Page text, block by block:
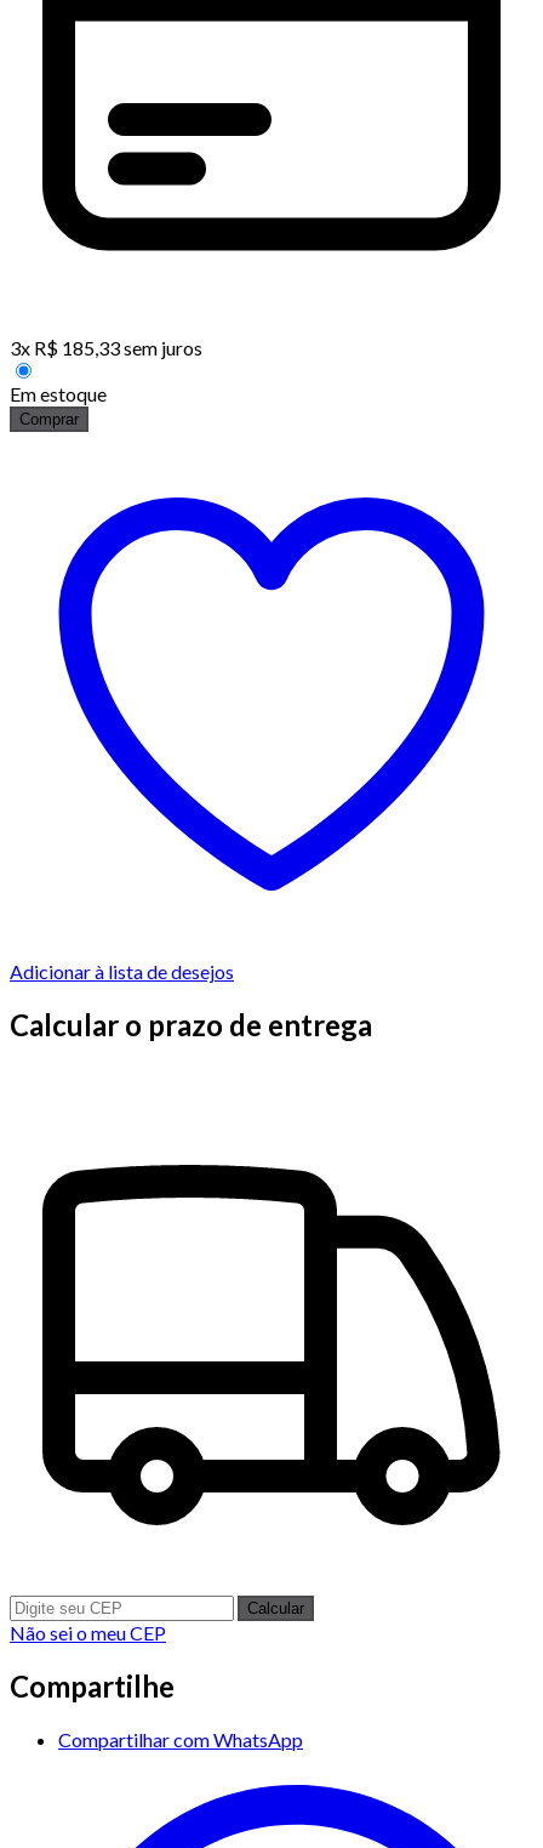
3x R$ 185,33sem juros
Em estoque
Comprar
Adicionar à lista de desejos
Calcular o prazo de entrega
Calcular
Não sei o meu CEP
Compartilhe
Compartilhar com WhatsApp